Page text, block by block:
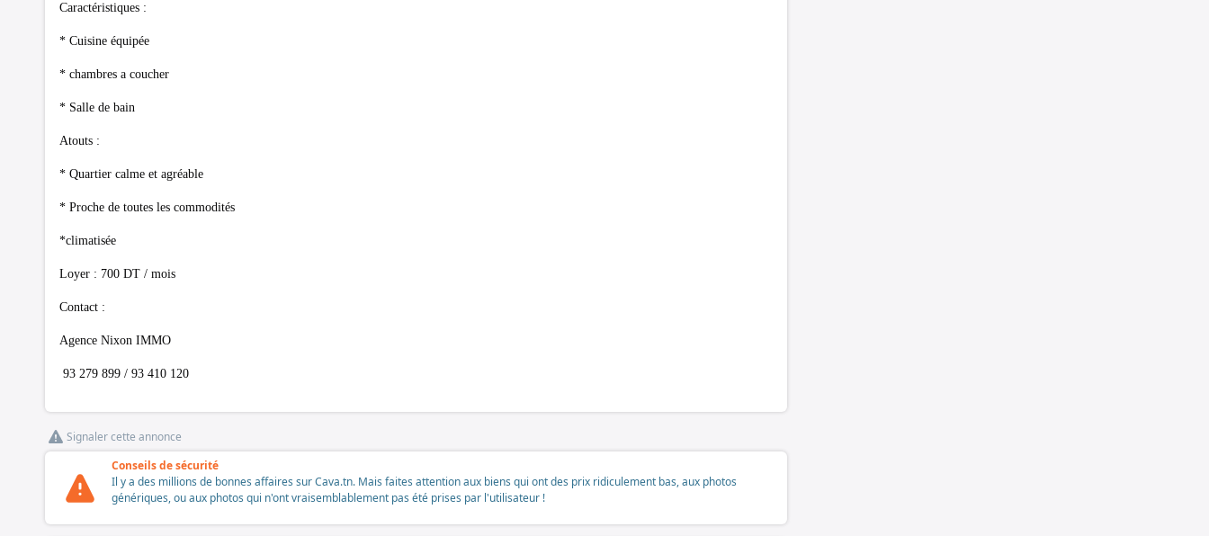
Caractéristiques :
* Cuisine équipée
* chambres a coucher
* Salle de bain
Atouts :
* Quartier calme et agréable
* Proche de toutes les commodités
*climatisée
Loyer : 700 DT / mois
Contact :
Agence Nixon IMMO
93 279 899 / 93 410 120
Signaler cette annonce
Conseils de sécurité
Il y a des millions de bonnes affaires sur Cava.tn. Mais faites attention aux biens qui ont des prix ridiculement bas, aux photos
génériques, ou aux photos qui n'ont vraisemblablement pas été prises par l'utilisateur !